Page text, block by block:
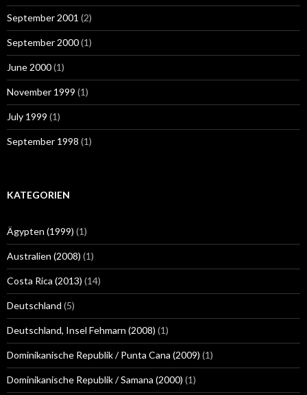
September 2001 (2)
September 2000(1)
June 2000(1)
November 1999 (1)
July 1999 (1)
September 1998 (1)
KATEGORIEN
Ägypten (1999) (1)
Australien (2008) (1)
Costa Rica (2013) (14)
Deutschland (5)
Deutschland, Insel Fehmarn (2008) (1)
Dominikanische Republik / Punta Cana (2009) (1)
Dominikanische Republik / Samana (2000) (1)